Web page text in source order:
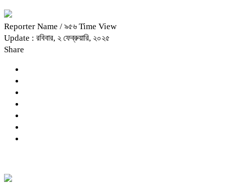
Reporter Name / ৯৫৬ Time View
Update : রবিবার, ২ ফেব্রুয়ারি, ২০২৫
Share